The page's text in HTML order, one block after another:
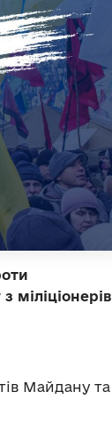
міліціонерів
Майдану та